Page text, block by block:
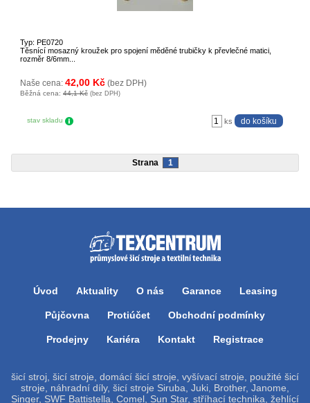
Typ: PE0720
Těsnící mosazný kroužek pro spojení měděné trubičky k převlečné matici,
rozměr 8/6mm...
Naše cena: 42,00 Kč (bez DPH)
Běžná cena: 44,1 Kč (bez DPH)
stav skladu ks
Strana 1
Úvod Aktuality O nás Garance Leasing
Půjčovna Protiúčet Obchodní podmínky
Prodejny Kariéra Kontakt Registrace
šicí stroj, šicí stroje, domácí šicí stroje, vyšívací stroje, použité šicí
stroje, náhradní díly, šicí stroje Siruba, Juki, Brother, Janome,
Singer, SWF Battistella, Comel, Sun Star, stříhací technika, žehlící